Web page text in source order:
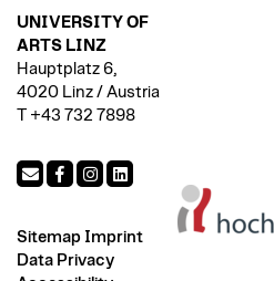
UNIVERSITY OF
ARTS LINZ
Hauptplatz 6,
4020 Linz / Austria
T +43 732 7898
Sitemap Imprint
Data Privacy